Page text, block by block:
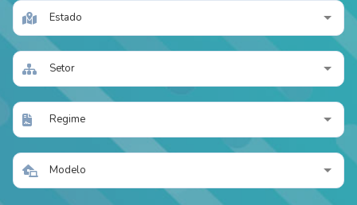
Estado
Setor
Regime
Modelo